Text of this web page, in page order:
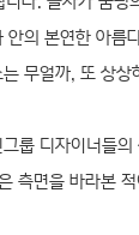
의 본연한 아
무얼까, 또 상
그룹 디자이너들
측면을 바라본